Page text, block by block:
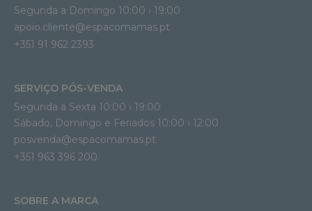
Segunda a Domingo 10:00 › 19:00
apoio.cliente@espacomamas.pt
+351 91 962 2393
SERVIÇO PÓS-VENDA
Segunda a Sexta 10:00 › 19:00
Sábado, Domingo e Feriados 10:00 › 12:00
posvenda@espacomamas.pt
+351 963 396 200
SOBRE A MARCA